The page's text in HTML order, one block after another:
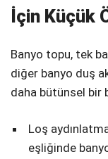
İçin Küçük
Banyo topu, tek
diğer banyo duş
daha bütünsel bir
Loş
eşliğinde